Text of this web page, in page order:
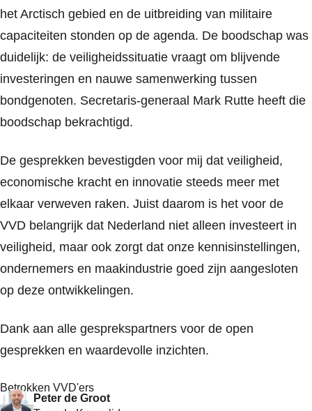
het Arctisch gebied en de uitbreiding van militaire
capaciteiten stonden op de agenda. De boodschap was
duidelijk: de veiligheidssituatie vraagt om blijvende
investeringen en nauwe samenwerking tussen
bondgenoten. Secretaris-generaal Mark Rutte heeft die
boodschap bekrachtigd.
De gesprekken bevestigden voor mij dat veiligheid,
economische kracht en innovatie steeds meer met
elkaar verweven raken. Juist daarom is het voor de
VVD belangrijk dat Nederland niet alleen investeert in
veiligheid, maar ook zorgt dat onze kennisinstellingen,
ondernemers en maakindustrie goed zijn aangesloten
op deze ontwikkelingen.
Dank aan alle gesprekspartners voor de open
gesprekken en waardevolle inzichten.
Betrokken VVD'ers
Peter de Groot